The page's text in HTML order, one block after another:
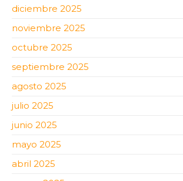
diciembre 2025
noviembre 2025
octubre 2025
septiembre 2025
agosto 2025
julio 2025
junio 2025
mayo 2025
abril 2025